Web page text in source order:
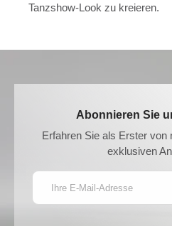
Tanzshow-Look zu kreieren.
Abonnieren Sie
Erfahren Sie als Erster von
exklusiven
E-Mail